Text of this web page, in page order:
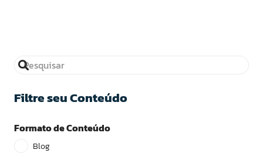
Filtre seu Conteúdo
Formato de Conteúdo
Blog